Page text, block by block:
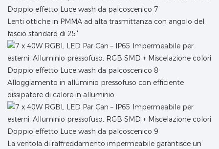
Lenti ottiche in PMMA ad alta trasmittanza con angolo del
fascio standard di 25°
Alloggiamento in alluminio pressofuso con efficiente
dissipatore di calore in alluminio
La ventola di raffreddamento impermeabile garantisce un